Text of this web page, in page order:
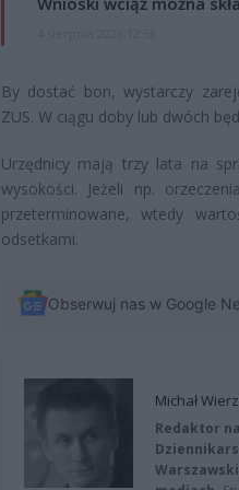
By dostać bon, wystarczy
ZUS. W ciągu doby lub dwóch
Urzędnicy mają trzy lata na
wysokości. Jeżeli np.
przeterminowane, wtedy
odsetkami.
Obserwuj nas w Google
Michał
Redaktor